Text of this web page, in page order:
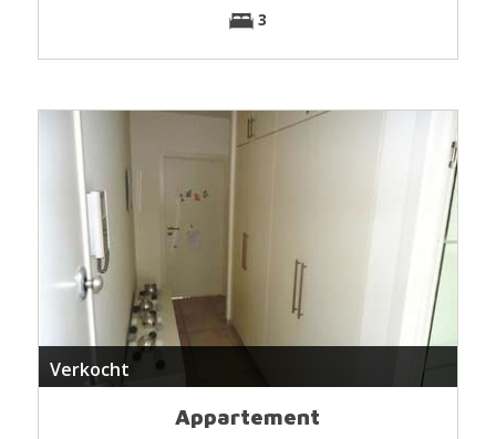
3
Verkocht
Appartement